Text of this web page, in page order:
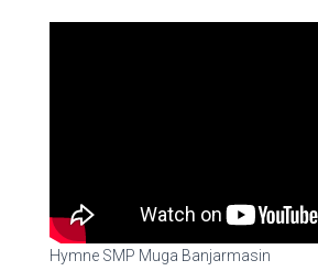
Hymne SMP Muga Banjarmasin